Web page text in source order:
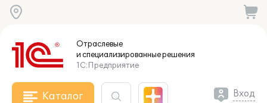
Отраслевые
и специализированныерешения
1С:Предприятие
Каталог Вход